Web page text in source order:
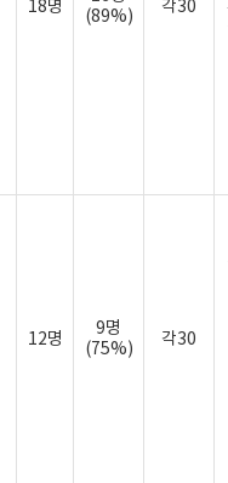
18명
(89%)
각30
12명
9명
(75%)
각30